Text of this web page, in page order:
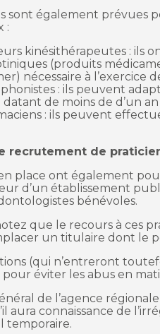
sont également
:
kinésithérapeutes : ils
(produits
nécessaire à l’exercice
: ils peuvent
de moins de d’un
: ils peuvent
recrutement de
en place ont également
d’un établissement
bénévoles.
que le recours à ces
un titulaire dont le
(qui n’entreront
éviter les abus en
de l’agence
aura connaissance de
temporaire.